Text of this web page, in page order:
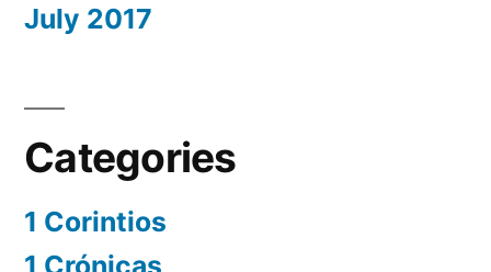
July 2017
Categories
1 Corintios
1 Crónicas